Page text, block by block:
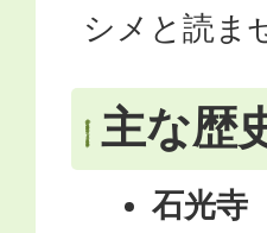
シメと読ま
主な歴
石光寺